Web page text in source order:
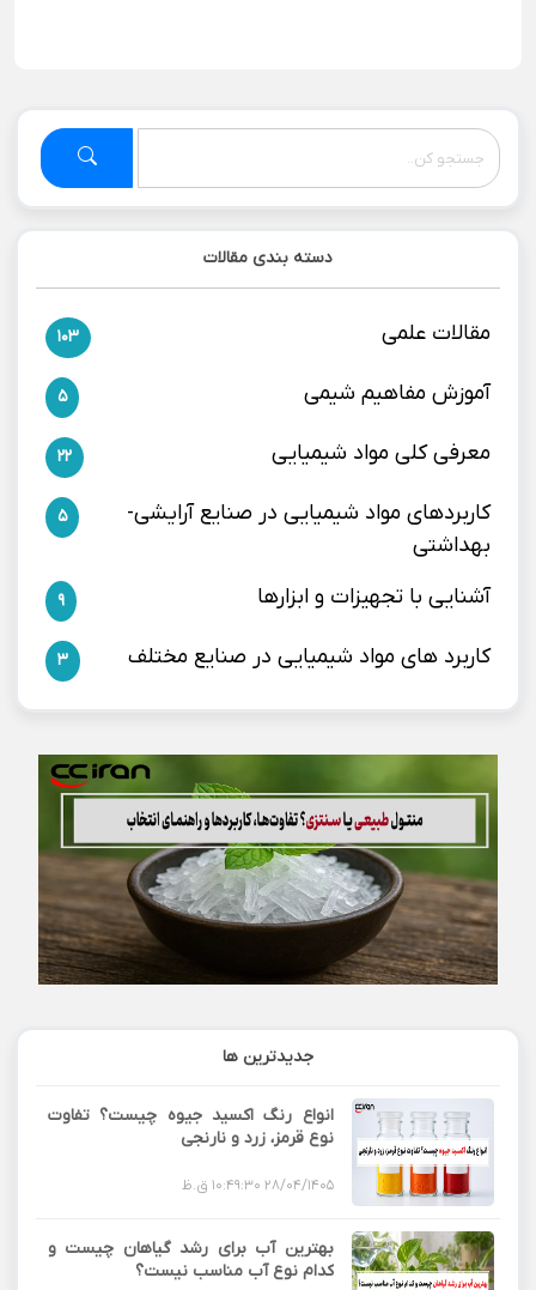
دسته بندی مقالات
مقالات علمی 103
آموزش مفاهیم شیمی 5
معرفی کلی مواد شیمیایی 22
کاربردهای مواد شیمیایی در صنایع آرایشی-
بهداشتی
5
آشنایی با تجهیزات و ابزارها 9
کاربرد های مواد شیمیایی در صنایع مختلف 3
جدیدترین ها
انواع رنگ اکسید جیوه چیست؟ تفاوت
نوع قرمز، زرد و نارنجی
28/04/1405 10:49:30 ق.ظ
بهترین آب برای رشد گیاهان چیست و
کدام نوع آب مناسب نیست؟